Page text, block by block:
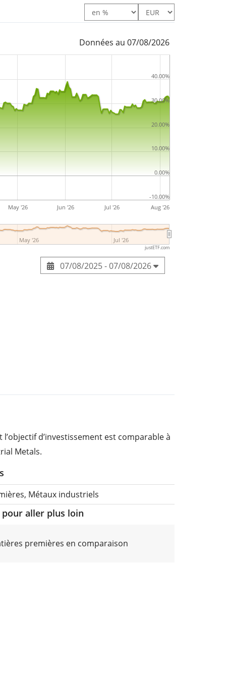
Données au 07/08/2026
May '26 Jun '26 Jul '26 Aug '26
May '26 Jul '26
-10.00%
0.00%
10.00%
20.00%
30.00%
40.00%
justETF.com
07/08/2025 - 07/08/2026
l’objectif d’investissement est comparable à
Metals.
Métaux industriels
pour aller plus loin
premières en comparaison